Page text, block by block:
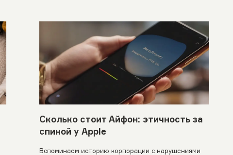
Сколько стоит Айфон: этичность за
спиной у Apple
Вспоминаем историю корпорации с нарушениями